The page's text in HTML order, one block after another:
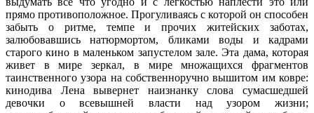
прямо противоположное. Прогуливаясь с которой он способен
забыть о ритме, темпе и прочих житейских заботах,
залюбовавшись натюрмортом, бликами воды и кадрами
старого кино в маленьком запустелом зале. Эта дама, которая
живет в мире зеркал, в мире множащихся фрагментов
таинственного узора на собственноручно вышитом им ковре:
кинодива Лена вывернет наизнанку слова сумасшедшей
девочки о всевышней власти над узором жизни;